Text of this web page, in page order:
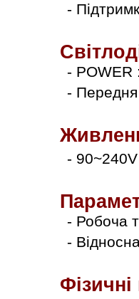
-
- POWER
- Передня
- 90~240V
- Робоча
-